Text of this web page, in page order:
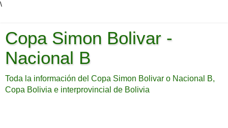
\
Copa Simon Bolivar -
Nacional B
Toda la información del Copa Simon Bolivar o Nacional B,
Copa Bolivia e interprovincial de Bolivia